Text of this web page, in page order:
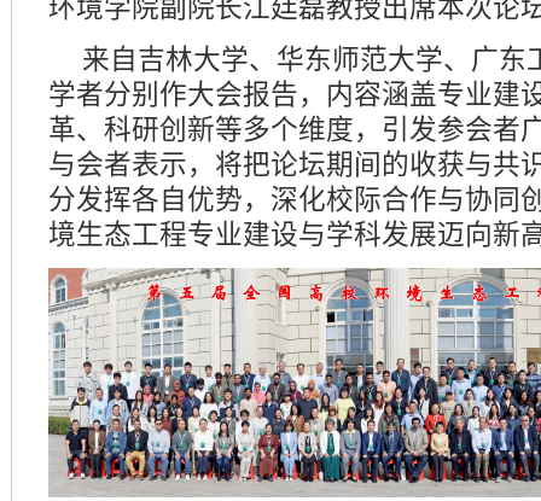
来自吉林大学、华东师范大学、广东
学者分别作大会报告，内容涵盖专业建
革、科研创新等多个维度，引发参会者
与会者表示，将把论坛期间的收获与共
分发挥各自优势，深化校际合作与协同
境生态工程专业建设与学科发展迈向新